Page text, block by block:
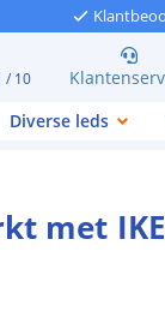
/ 10
Diverse leds
met